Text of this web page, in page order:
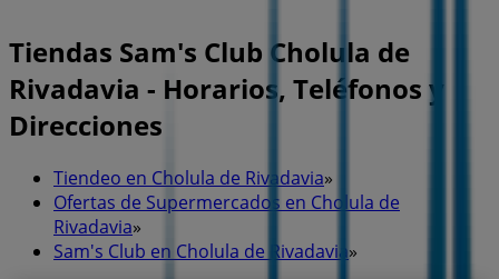
Tiendas Sam's Club Cholula de
Rivadavia - Horarios, Teléfonos y
Direcciones
Tiendeo en Cholula de Rivadavia»
Ofertas de Supermercados en Cholula de
Rivadavia»
Sam's Club en Cholula de Rivadavia»